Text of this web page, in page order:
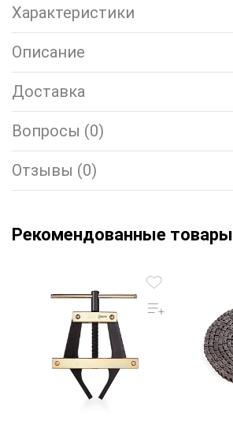
Характеристики
Описание
Доставка
Вопросы (0)
Отзывы (0)
Рекомендованные товары